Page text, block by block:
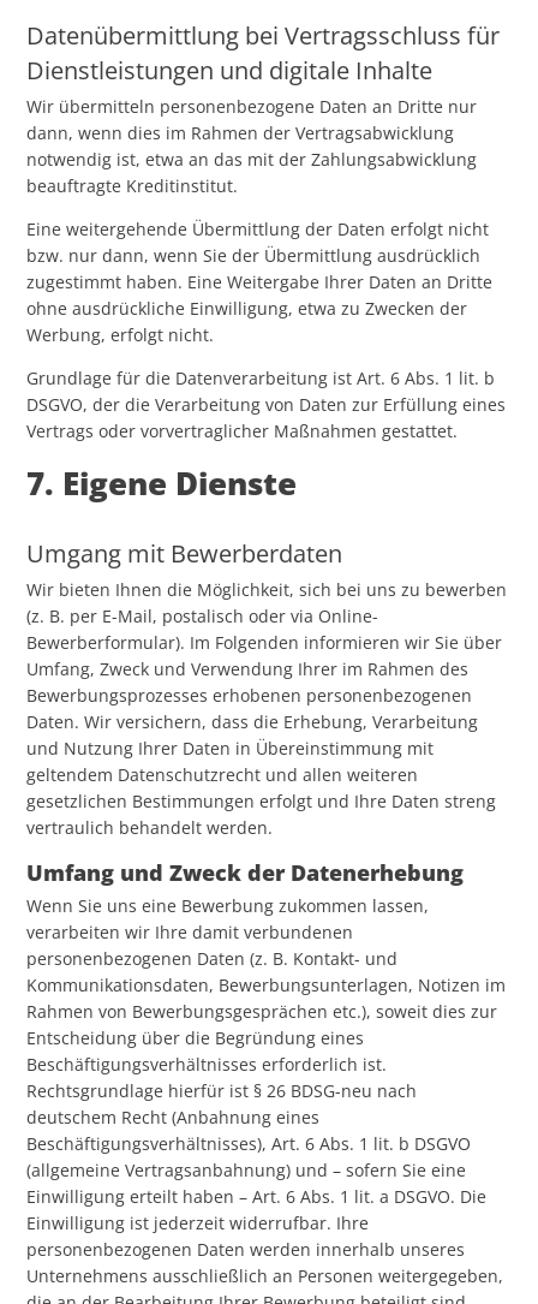
Daten­übermittlung bei Vertragsschluss für
Dienstleistungen und digitale Inhalte
Wir übermitteln personenbezogene Daten an Dritte nur
dann, wenn dies im Rahmen der Vertragsabwicklung
notwendig ist, etwa an das mit der Zahlungsabwicklung
beauftragte Kreditinstitut.
Eine weitergehende Übermittlung der Daten erfolgt nicht
bzw. nur dann, wenn Sie der Übermittlung ausdrücklich
zugestimmt haben. Eine Weitergabe Ihrer Daten an Dritte
ohne ausdrückliche Einwilligung, etwa zu Zwecken der
Werbung, erfolgt nicht.
Grundlage für die Datenverarbeitung ist Art. 6 Abs. 1 lit. b
DSGVO, der die Verarbeitung von Daten zur Erfüllung eines
Vertrags oder vorvertraglicher Maßnahmen gestattet.
7. Eigene Dienste
Umgang mit Bewerberdaten
Wir bieten Ihnen die Möglichkeit, sich bei uns zu bewerben
(z. B. per E-Mail, postalisch oder via Online-
Bewerberformular). Im Folgenden informieren wir Sie über
Umfang, Zweck und Verwendung Ihrer im Rahmen des
Bewerbungsprozesses erhobenen personenbezogenen
Daten. Wir versichern, dass die Erhebung, Verarbeitung
und Nutzung Ihrer Daten in Übereinstimmung mit
geltendem Datenschutzrecht und allen weiteren
gesetzlichen Bestimmungen erfolgt und Ihre Daten streng
vertraulich behandelt werden.
Umfang und Zweck der Datenerhebung
Wenn Sie uns eine Bewerbung zukommen lassen,
verarbeiten wir Ihre damit verbundenen
personenbezogenen Daten (z. B. Kontakt- und
Kommunikationsdaten, Bewerbungsunterlagen, Notizen im
Rahmen von Bewerbungsgesprächen etc.), soweit dies zur
Entscheidung über die Begründung eines
Beschäftigungsverhältnisses erforderlich ist.
Rechtsgrundlage hierfür ist § 26 BDSG-neu nach
deutschem Recht (Anbahnung eines
Beschäftigungsverhältnisses), Art. 6 Abs. 1 lit. b DSGVO
(allgemeine Vertragsanbahnung) und – sofern Sie eine
Einwilligung erteilt haben – Art. 6 Abs. 1 lit. a DSGVO. Die
Einwilligung ist jederzeit widerrufbar. Ihre
personenbezogenen Daten werden innerhalb unseres
Unternehmens ausschließlich an Personen weitergegeben,